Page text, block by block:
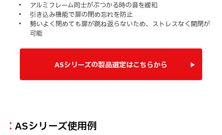
アルミフレーム同士がぶつかる時の音を緩和
引き込み機能で扉の閉め忘れを防止
勢いよく閉めても扉が跳ね返らないため、ストレスなく開閉が
可能
ASシリーズの製品選定はこちらから
ASシリーズ使用例